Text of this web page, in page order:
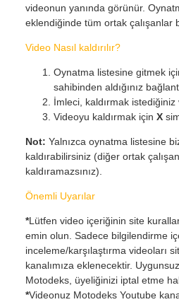
videonun yanında görünür.
eklendiğinde tüm ortak çalışanlar
Video Nasıl kaldırılır?
Oynatma listesine gitmek
sahibinden aldığınız
İmleci, kaldırmak
Videoyu kaldırmak için X
Not: Yalnızca oynatma listesine
kaldırabilirsiniz (diğer ortak
kaldıramazsınız).
Önemli Uyarılar
*Lütfen video içeriğinin site
emin olun. Sadece bilgilendirme
inceleme/karşılaştırma videoları
kanalımıza eklenecektir.
Motodeks, üyeliğinizi iptal etme
*Videonuz Motodeks Youtube